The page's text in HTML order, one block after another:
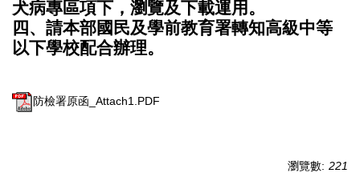
犬病專區項下，瀏覽及下載運用。
四、請本部國民及學前教育署轉知高級中等
以下學校配合辦理。
防檢署原函_Attach1.PDF
瀏覽數: 221